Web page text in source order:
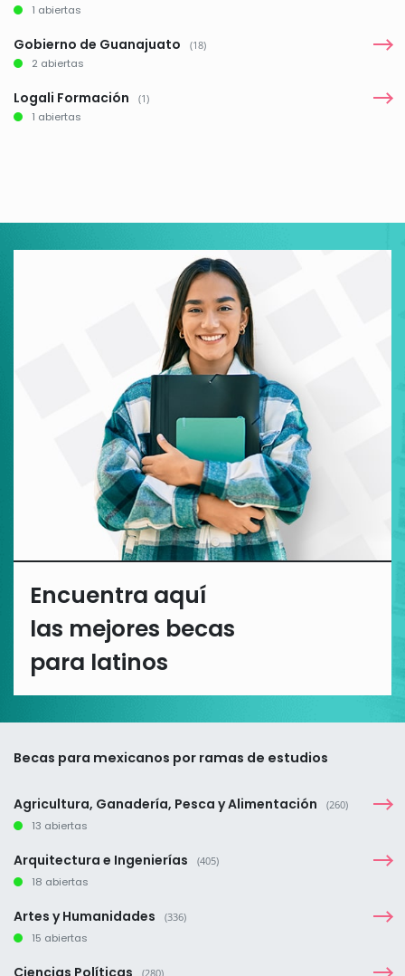
1 abiertas
Gobierno de Guanajuato (18)
2 abiertas
Logali Formación (1)
1 abiertas
Encuentra aquí
las mejores becas
para latinos
Becas para mexicanos por ramas de estudios
Agricultura, Ganadería, Pesca y Alimentación (260)
13 abiertas
Arquitectura e Ingenierías (405)
18 abiertas
Artes y Humanidades (336)
15 abiertas
(280)